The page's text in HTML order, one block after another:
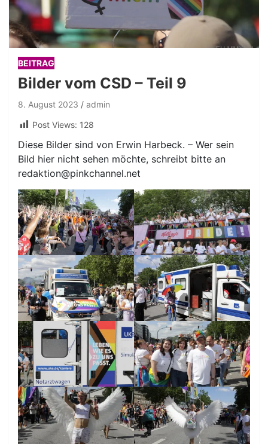
BEITRAG
Bilder vom CSD – Teil 9
8. August 2023
admin
Post Views: 128
Diese Bilder sind von Erwin Harbeck. – Wer sein
Bild hier nicht sehen möchte, schreibt bitte an
redaktion@pinkchannel.net